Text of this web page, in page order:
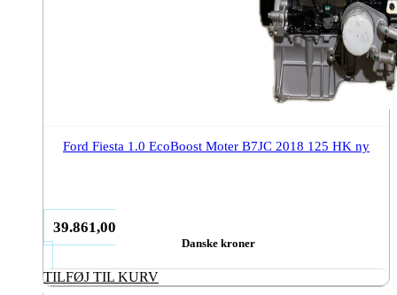
Ford Fiesta 1.0 EcoBoost Moter B7JC 2018 125 HK ny
39.861,00
Danske kroner
TILFØJ TIL KURV